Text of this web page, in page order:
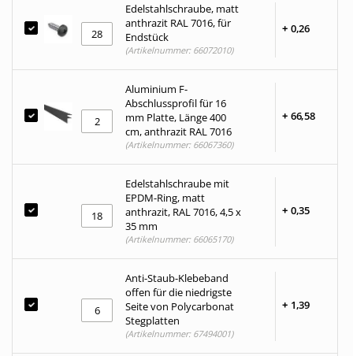
Edelstahlschraube, matt
anthrazit RAL 7016, für
Endstück
+ 0,26
(Artikelnummer: 66072010)
Aluminium F-
Abschlussprofil für 16
mm Platte, Länge 400
cm, anthrazit RAL 7016
+ 66,58
(Artikelnummer: 66067360)
Edelstahlschraube mit
EPDM-Ring, matt
anthrazit, RAL 7016, 4,5 x
35 mm
+ 0,35
(Artikelnummer: 66065170)
Anti-Staub-Klebeband
offen für die niedrigste
Seite von Polycarbonat
Stegplatten
+ 1,39
(Artikelnummer: 67494001)